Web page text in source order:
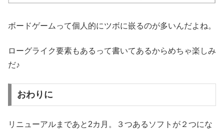
ボードゲームって個人的にツボに嵌るのが多いんだよね。
ローグライク要素もあるって書いてあるからめちゃ楽しみ
だ♪
おわりに
リニューアルまであと2カ月。３つあるソフトが２つにな